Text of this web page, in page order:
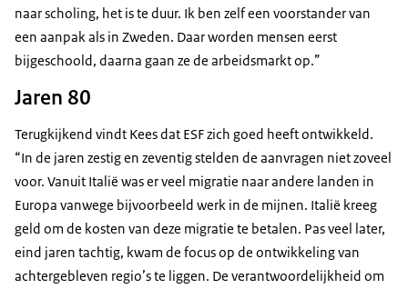
naar scholing, het is te duur. Ik ben zelf een voorstander van
een aanpak als in Zweden. Daar worden mensen eerst
bijgeschoold, daarna gaan ze de arbeidsmarkt op.”
Jaren 80
Terugkijkend vindt Kees dat ESF zich goed heeft ontwikkeld.
“In de jaren zestig en zeventig stelden de aanvragen niet zoveel
voor. Vanuit Italië was er veel migratie naar andere landen in
Europa vanwege bijvoorbeeld werk in de mijnen. Italië kreeg
geld om de kosten van deze migratie te betalen. Pas veel later,
eind jaren tachtig, kwam de focus op de ontwikkeling van
achtergebleven regio’s te liggen. De verantwoordelijkheid om